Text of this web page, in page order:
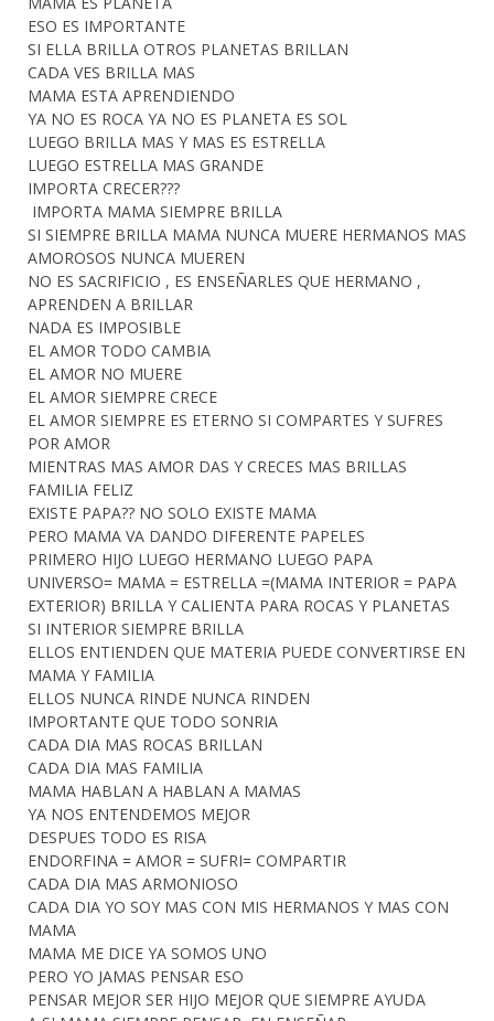
ESO ES IMPORTANTE
SI ELLA BRILLA OTROS PLANETAS BRILLAN
CADA VES BRILLA MAS
MAMA ESTA APRENDIENDO
YA NO ES ROCA YA NO ES PLANETA ES SOL
LUEGO BRILLA MAS Y MAS ES ESTRELLA
LUEGO ESTRELLA MAS GRANDE
IMPORTA CRECER???
IMPORTA MAMA SIEMPRE BRILLA
SI SIEMPRE BRILLA MAMA NUNCA MUERE HERMANOS MAS
AMOROSOS NUNCA MUEREN
NO ES SACRIFICIO , ES ENSEÑARLES QUE HERMANO ,
APRENDEN A BRILLAR
NADA ES IMPOSIBLE
EL AMOR TODO CAMBIA
EL AMOR NO MUERE
EL AMOR SIEMPRE CRECE
EL AMOR SIEMPRE ES ETERNO SI COMPARTES Y SUFRES
POR AMOR
MIENTRAS MAS AMOR DAS Y CRECES MAS BRILLAS
FAMILIA FELIZ
EXISTE PAPA?? NO SOLO EXISTE MAMA
PERO MAMA VA DANDO DIFERENTE PAPELES
PRIMERO HIJO LUEGO HERMANO LUEGO PAPA
UNIVERSO= MAMA = ESTRELLA =(MAMA INTERIOR = PAPA
EXTERIOR) BRILLA Y CALIENTA PARA ROCAS Y PLANETAS
SI INTERIOR SIEMPRE BRILLA
ELLOS ENTIENDEN QUE MATERIA PUEDE CONVERTIRSE EN
MAMA Y FAMILIA
ELLOS NUNCA RINDE NUNCA RINDEN
IMPORTANTE QUE TODO SONRIA
CADA DIA MAS ROCAS BRILLAN
CADA DIA MAS FAMILIA
MAMA HABLAN A HABLAN A MAMAS
YA NOS ENTENDEMOS MEJOR
DESPUES TODO ES RISA
ENDORFINA = AMOR = SUFRI= COMPARTIR
CADA DIA MAS ARMONIOSO
CADA DIA YO SOY MAS CON MIS HERMANOS Y MAS CON
MAMA
MAMA ME DICE YA SOMOS UNO
PERO YO JAMAS PENSAR ESO
PENSAR MEJOR SER HIJO MEJOR QUE SIEMPRE AYUDA